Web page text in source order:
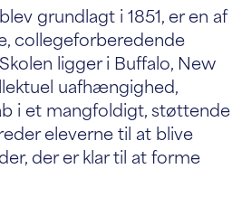
grundlagt i 1851, er en af
collegeforberedende
ligger i Buffalo, New
uafhængighed,
i et mangfoldigt, støttende
eleverne til at blive
der er klar til at forme